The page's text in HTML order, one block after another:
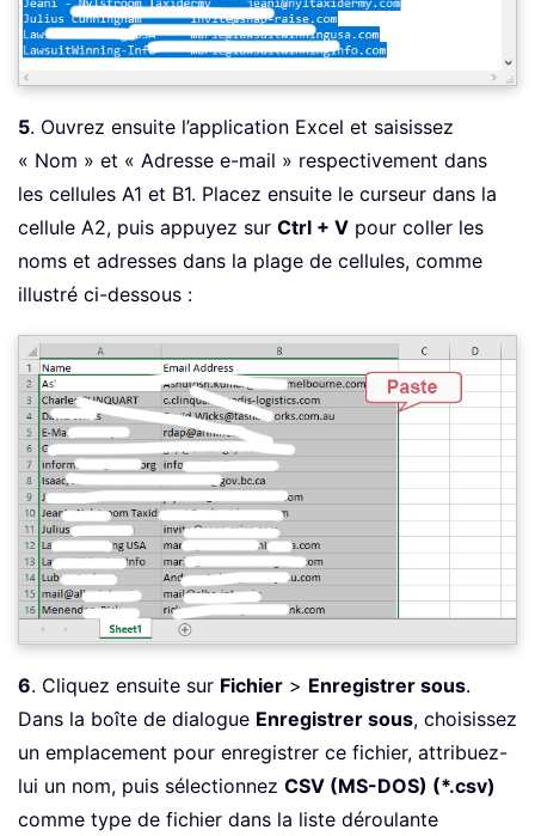
5. Ouvrez ensuite l’application Excel et saisissez
« Nom » et « Adresse e-mail » respectivement dans
les cellules A1 et B1. Placez ensuite le curseur dans la
cellule A2, puis appuyez sur Ctrl + V pour coller les
noms et adresses dans la plage de cellules, comme
illustré ci-dessous :
6. Cliquez ensuite sur Fichier > Enregistrer sous.
Dans la boîte de dialogue Enregistrer sous, choisissez
un emplacement pour enregistrer ce fichier, attribuez-
lui un nom, puis sélectionnez CSV (MS-DOS) (*.csv)
comme type de fichier dans la liste déroulante